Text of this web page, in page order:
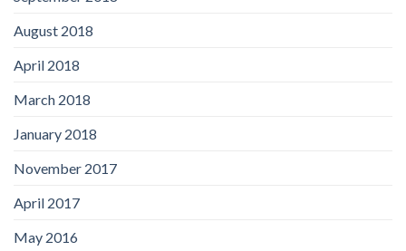
August 2018
April 2018
March 2018
January 2018
November 2017
April 2017
May 2016